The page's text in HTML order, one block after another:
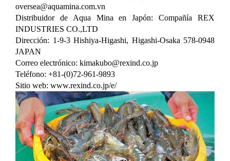
oversea@aquamina.com.vn
Distribuidor de Aqua Mina en Japón: Compañía REX
INDUSTRIES CO.,LTD
Dirección: 1-9-3 Hishiya-Higashi, Higashi-Osaka 578-0948
JAPAN
Correo electrónico: kimakubo@rexind.co.jp
Teléfono: +81-(0)72-961-9893
Sitio web: www.rexind.co.jp/e/